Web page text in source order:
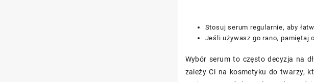
Stosuj serum regularnie, aby
Jeśli używasz go rano, pamiętaj
Wybór serum to często decyzja na
zależy Ci na kosmetyku do twarzy,